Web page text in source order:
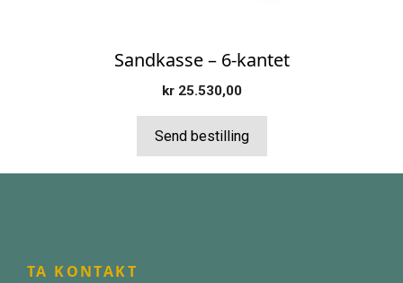
Sandkasse – 6-kantet
kr25.530,00
Send bestilling
TA KONTAKT